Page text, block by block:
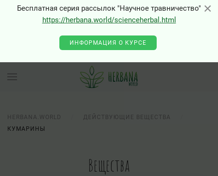
×
Бесплатная серия рассылок "Научное травничество"
https://herbana.world/scienceherbal.html
ИНФОРМАЦИЯ О КУРСЕ
HERBANA.WORLD
ДЕЙСТВУЮЩИЕ ВЕЩЕСТВА
КУМАРИНЫ
Вещества
×